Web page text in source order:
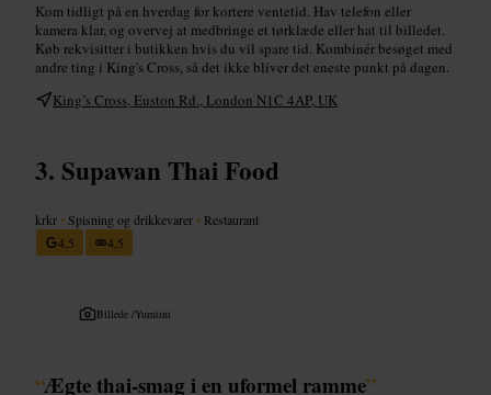
Kom tidligt på en hverdag for kortere ventetid. Hav telefon eller
kamera klar, og overvej at medbringe et tørklæde eller hat til billedet.
Køb rekvisitter i butikken hvis du vil spare tid. Kombinér besøget med
andre ting i King's Cross, så det ikke bliver det eneste punkt på dagen.
King’s Cross, Euston Rd., London N1C 4AP, UK
Supawan Thai Food
krkr • Spisning og drikkevarer • Restaurant
4,5
4,5
Billede /Yumtini
“Ægte thai-smag i en uformel ramme”